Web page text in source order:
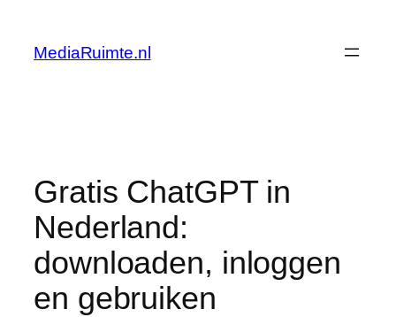
content
MediaRuimte.nl
Gratis ChatGPT in
Nederland:
downloaden, inloggen
en gebruiken